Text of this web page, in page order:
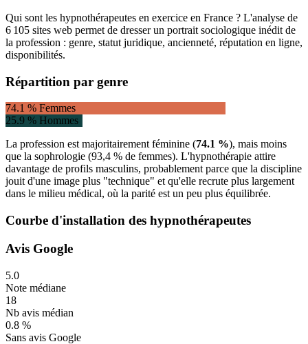
Qui sont les hypnothérapeutes en exercice en France ? L'analyse de
6 105 sites web permet de dresser un portrait sociologique inédit de
la profession : genre, statut juridique, ancienneté, réputation en ligne,
disponibilités.
Répartition par genre
74.1 % Femmes
25.9 % Hommes
La profession est majoritairement féminine (74.1 %), mais moins
que la sophrologie (93,4 % de femmes). L'hypnothérapie attire
davantage de profils masculins, probablement parce que la discipline
jouit d'une image plus "technique" et qu'elle recrute plus largement
dans le milieu médical, où la parité est un peu plus équilibrée.
Courbe d'installation des hypnothérapeutes
Avis Google
5.0
Note médiane
18
Nb avis médian
0.8 %
Sans avis Google